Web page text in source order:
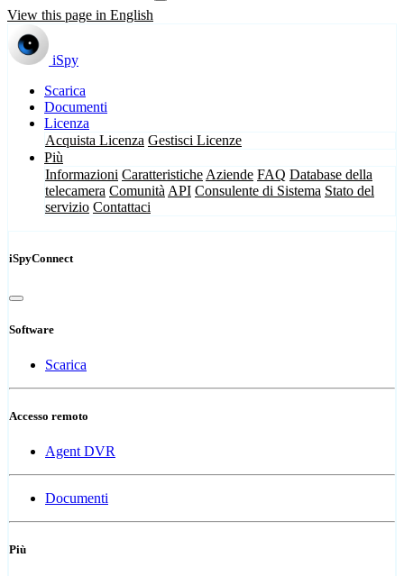
View this page in English
iSpy
Scarica
Documenti
Licenza
Acquista Licenza Gestisci Licenze
Più
Informazioni Caratteristiche Aziende FAQ Database della
telecamera Comunità API Consulente di Sistema Stato del
servizio Contattaci
iSpyConnect
Software
Scarica
Accesso remoto
Agent DVR
Documenti
Più